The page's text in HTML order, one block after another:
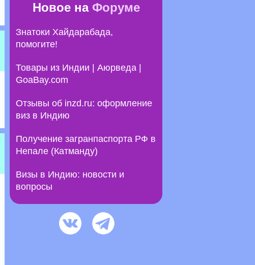
Новое на Форуме
Знатоки Хайдарабада,
помогите!
Товары из Индии | Аюрведа |
GoaBay.com
Отзывы об inzd.ru: оформление
виз в Индию
Получение загранпаспорта РФ в
Непале (Катманду)
Визы в Индию: новости и
вопросы